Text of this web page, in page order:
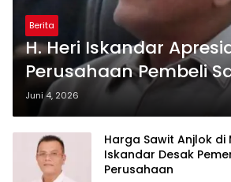
Berita
H. Heri Iskandar
Perusahaan Pembeli
Peduli terhadap
Juni 4, 2026
Harga Sawit Anjlok di
Iskandar Desak
Perusahaan